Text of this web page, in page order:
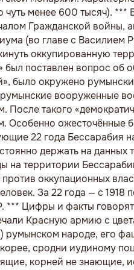
чуть менее 600 тысяч). ***
Гражданской войны,
(во главе с Василием
оккупированную
был поставлен вопрос об
было окружено
вооруженные
После такого
Особенно ожесточённые
22 года Бессарабия
держать на данных
на территории
оккупационных
За 22 года — с 1918
*** Цифры и факты
Красную армию с
румынском народе, его
сродни иудиному
корней не знающие,